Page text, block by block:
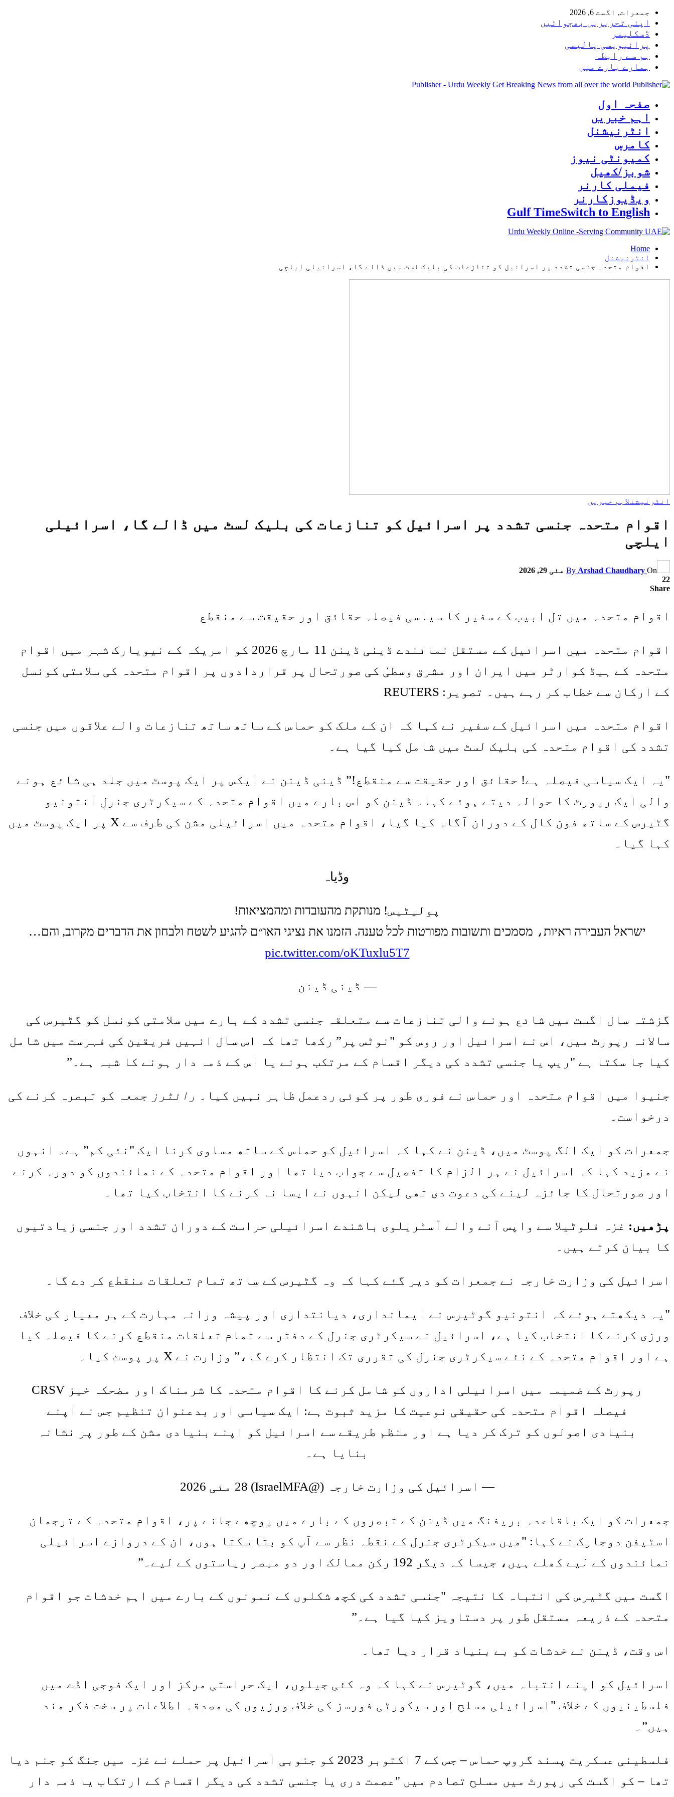
جمعرات, اگست 6, 2026
اپنی تحریریں بھجوائیں
ڈسکلیمر
پرائیویسی پالیسی
ہم سے رابطہ
ہمارے بارے میں
Publisher - Urdu Weekly Get Breaking News from all over the world
صفحہ اول
اہم خبریں
انٹرنیشنل
کامرس
کمیونٹی نیوز
شوبز/کھیل
فیملی کارنر
ویڈیوزکارنر
Gulf TimeSwitch to English
Home
انٹرنیشنل
اقوام متحدہ جنسی تشدد پر اسرائیل کو تنازعات کی بلیک لسٹ میں ڈالے گا، اسرائیلی ایلچی
انٹرنیشنل اہم خبریں
اقوام متحدہ جنسی تشدد پر اسرائیل کو تنازعات کی بلیک لسٹ میں ڈالے گا، اسرائیلی
ایلچی
By Arshad Chaudhary On
مئی 29, 2026
22
Share
اقوام متحدہ میں تل ابیب کے سفیر کا سیاسی فیصلہ حقائق اور حقیقت سے منقطع
اقوام متحدہ میں اسرائیل کے مستقل نمائندے ڈینی ڈینن 11 مارچ 2026 کو امریکہ کے نیویارک شہر میں اقوام
متحدہ کے ہیڈ کوارٹر میں ایران اور مشرق وسطیٰ کی صورتحال پر قراردادوں پر اقوام متحدہ کی سلامتی کونسل
کے ارکان سے خطاب کر رہے ہیں۔ تصویر: REUTERS
اقوام متحدہ میں اسرائیل کے سفیر نے کہا کہ ان کے ملک کو حماس کے ساتھ ساتھ تنازعات والے علاقوں میں جنسی
تشدد کی اقوام متحدہ کی بلیک لسٹ میں شامل کیا گیا ہے۔
"یہ ایک سیاسی فیصلہ ہے! حقائق اور حقیقت سے منقطع!” ڈینی ڈینن نے ایکس پر ایک پوسٹ میں جلد ہی شائع ہونے
والی ایک رپورٹ کا حوالہ دیتے ہوئے کہا۔ ڈینن کو اس بارے میں اقوام متحدہ کے سیکرٹری جنرل انتونیو
گٹیرس کے ساتھ فون کال کے دوران آگاہ کیا گیا، اقوام متحدہ میں اسرائیلی مشن کی طرف سے X پر ایک پوسٹ میں
کہا گیا۔
‏ وڈیاہ
پولیٹیس! מנותקת מהעובדות ומהמציאות!
ישראל העבירה ראיות، מסמכים ותשובות מפורטות לכל טענה. הזמנו את נציגי האו״ם להגיע לשטח ולבחון את הדברים מקרוב, והם…
pic.twitter.com/oKTuxlu5T7
— ڈینی ڈینن
گزشتہ سال اگست میں شائع ہونے والی تنازعات سے متعلقہ جنسی تشدد کے بارے میں سلامتی کونسل کو گٹیرس کی
سالانہ رپورٹ میں، اس نے اسرائیل اور روس کو "نوٹس پر” رکھا تھا کہ اس سال انہیں فریقین کی فہرست میں شامل
کیا جا سکتا ہے "ریپ یا جنسی تشدد کی دیگر اقسام کے مرتکب ہونے یا اس کے ذمہ دار ہونے کا شبہ ہے۔”
جنیوا میں اقوام متحدہ اور حماس نے فوری طور پر کوئی ردعمل ظاہر نہیں کیا۔ رائٹرز جمعہ کو تبصرہ کرنے کی
درخواست۔
جمعرات کو ایک الگ پوسٹ میں، ڈینن نے کہا کہ اسرائیل کو حماس کے ساتھ مساوی کرنا ایک "نئی کم” ہے۔ انہوں
نے مزید کہا کہ اسرائیل نے ہر الزام کا تفصیل سے جواب دیا تھا اور اقوام متحدہ کے نمائندوں کو دورہ کرنے
اور صورتحال کا جائزہ لینے کی دعوت دی تھی لیکن انہوں نے ایسا نہ کرنے کا انتخاب کیا تھا۔
پڑھیں: غزہ فلوٹیلا سے واپس آنے والے آسٹریلوی باشندے اسرائیلی حراست کے دوران تشدد اور جنسی زیادتیوں
کا بیان کرتے ہیں۔
اسرائیل کی وزارت خارجہ نے جمعرات کو دیر گئے کہا کہ وہ گٹیرس کے ساتھ تمام تعلقات منقطع کر دے گا۔
"یہ دیکھتے ہوئے کہ انتونیو گوٹیرس نے ایمانداری، دیانتداری اور پیشہ ورانہ مہارت کے ہر معیار کی خلاف
ورزی کرنے کا انتخاب کیا ہے، اسرائیل نے سیکرٹری جنرل کے دفتر سے تمام تعلقات منقطع کرنے کا فیصلہ کیا
ہے اور اقوام متحدہ کے نئے سیکرٹری جنرل کی تقرری تک انتظار کرے گا،” وزارت نے X پر پوسٹ کیا۔
CRSV رپورٹ کے ضمیمہ میں اسرائیلی اداروں کو شامل کرنے کا اقوام متحدہ کا شرمناک اور مضحکہ خیز
فیصلہ اقوام متحدہ کی حقیقی نوعیت کا مزید ثبوت ہے: ایک سیاسی اور بدعنوان تنظیم جس نے اپنے
بنیادی اصولوں کو ترک کر دیا ہے اور منظم طریقے سے اسرائیل کو اپنے بنیادی مشن کے طور پر نشانہ
بنایا ہے۔
— اسرائیل کی وزارت خارجہ (@IsraelMFA) 28 مئی 2026
جمعرات کو ایک باقاعدہ بریفنگ میں ڈینن کے تبصروں کے بارے میں پوچھے جانے پر، اقوام متحدہ کے ترجمان
اسٹیفن دوجارک نے کہا: "میں سیکرٹری جنرل کے نقطہ نظر سے آپ کو بتا سکتا ہوں، ان کے دروازے اسرائیلی
نمائندوں کے لیے کھلے ہیں، جیسا کہ دیگر 192 رکن ممالک اور دو مبصر ریاستوں کے لیے۔”
اگست میں گٹیرس کی انتباہ کا نتیجہ "جنسی تشدد کی کچھ شکلوں کے نمونوں کے بارے میں اہم خدشات جو اقوام
متحدہ کے ذریعہ مستقل طور پر دستاویز کیا گیا ہے۔”
اس وقت، ڈینن نے خدشات کو بے بنیاد قرار دیا تھا۔
اسرائیل کو اپنے انتباہ میں، گوٹیرس نے کہا کہ وہ کئی جیلوں، ایک حراستی مرکز اور ایک فوجی اڈے میں
فلسطینیوں کے خلاف "اسرائیلی مسلح اور سیکورٹی فورسز کی خلاف ورزیوں کی مصدقہ اطلاعات پر سخت فکر مند
ہیں”۔
فلسطینی عسکریت پسند گروپ حماس – جس کے 7 اکتوبر 2023 کو جنوبی اسرائیل پر حملے نے غزہ میں جنگ کو جنم دیا
تھا – کو اگست کی رپورٹ میں مسلح تصادم میں "عصمت دری یا جنسی تشدد کی دیگر اقسام کے ارتکاب یا ذمہ دار